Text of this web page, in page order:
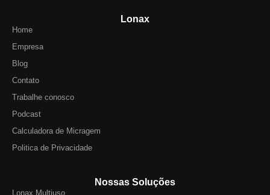
Lonax
Home
Empresa
Blog
Contato
Trabalhe conosco
Podcast
Calculadora de Micragem
Politica de Privacidade
Nossas Soluções
Lonax Multiuso